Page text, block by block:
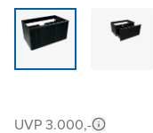
UVP 3.000,-